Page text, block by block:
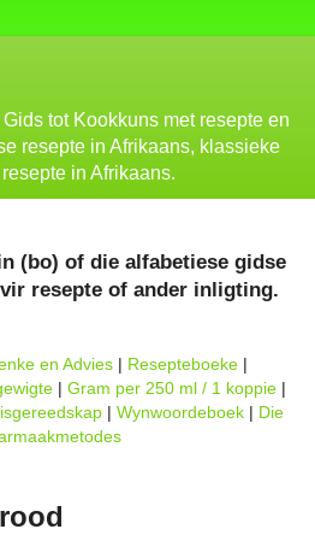
tot Kookkuns met resepte en
resepte in Afrikaans, klassieke
in Afrikaans.
(bo) of die alfabetiese gidse
resepte of ander inligting.
en Advies | Resepteboeke |
| Gram per 250 ml / 1 koppie |
| Wynwoordeboek | Die